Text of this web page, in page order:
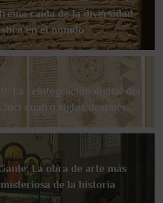
caída de la diversidad
en el mundo
La reintegración digital del
cuatro siglos después
La obra de arte más
de la historia